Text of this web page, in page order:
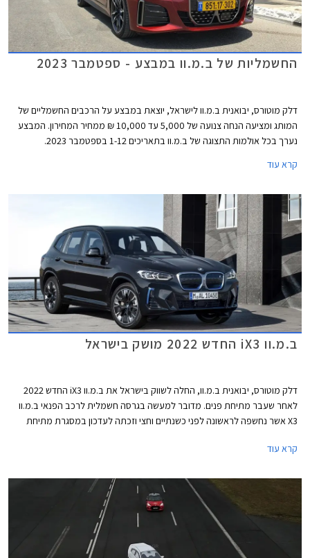
החשמליות של ב.מ.וו במבצע - ספטמבר 2023
דלק מוטורס, יבואנית ב.מ.וו לישראל, יוצאת במבצע על הרכבים החשמליים של
המותג ומציעה הנחה צנועה של 5,000 עד 10,000 ₪ ממחיר המחירון. המבצע
נערך בכל אולמות התצוגה של ב.מ.וו בתאריכים 1-12 בספטמבר 2023.
קרא עוד
ב.מ.וו iX3 החדש 2022 מושק בישראל
דלק מוטורס, יבואנית ב.מ.וו, החלה לשווק בישראל את ב.מ.וו iX3 החדש 2022
לאחר שעבר מתיחת פנים. מדובר למעשה בגרסה חשמלית לרכב הפנאי ב.מ.וו
X3 אשר נחשפה לראשונה לפני כשנתיים וחצי וזכתה לעדכון במסגרת מתיחת
קרא עוד